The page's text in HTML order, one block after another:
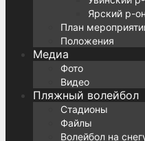
Ярский р-он
План
Положения
Медиа
Фото
Видео
Пляжный волейбол
Стадионы
Файлы
Волейбол на